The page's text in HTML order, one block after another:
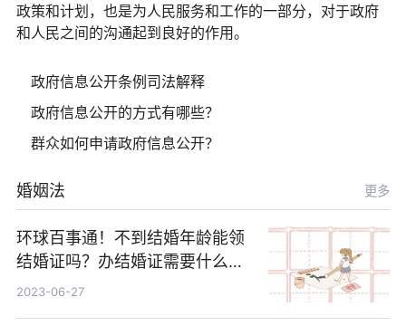
政策和计划，也是为人民服务和工作的一部分，对于政府
和人民之间的沟通起到良好的作用。
政府信息公开条例司法解释
政府信息公开的方式有哪些？
群众如何申请政府信息公开？
婚姻法 更多
环球百事通！不到结婚年龄能领
结婚证吗？办结婚证需要什么材
料？没结婚孩子怎么上户口？
2023-06-27